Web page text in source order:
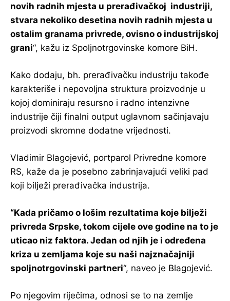
novih radnih mjesta u prerađivačkoj industriji,
stvara nekoliko desetina novih radnih mjesta u
ostalim granama privrede, ovisno o industrijskoj
grani“, kažu iz Spoljnotrgovinske komore BiH.
Kako dodaju, bh. prerađivačku industriju takođe
karakteriše i nepovoljna struktura proizvodnje u
kojoj dominiraju resursno i radno intenzivne
industrije čiji finalni output uglavnom sačinjavaju
proizvodi skromne dodatne vrijednosti.
Vladimir Blagojević, portparol Privredne komore
RS, kaže da je posebno zabrinjavajući veliki pad
koji bilježi prerađivačka industrija.
“Kada pričamo o lošim rezultatima koje bilježi
privreda Srpske, tokom cijele ove godine na to je
uticao niz faktora. Jedan od njih je i određena
kriza u zemljama koje su naši najznačajniji
spoljnotrgovinski partneri“, naveo je Blagojević.
Po njegovim riječima, odnosi se to na zemlje